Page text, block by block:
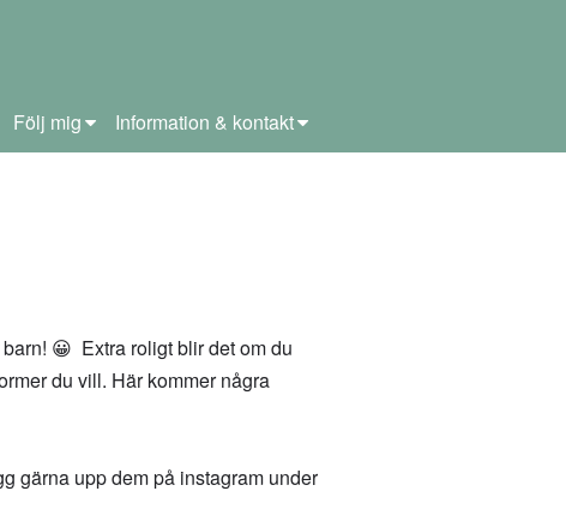
Följ mig Information & kontakt
😀 Extra roligt blir det om du
du vill. Här kommer några
gärna upp dem på instagram under